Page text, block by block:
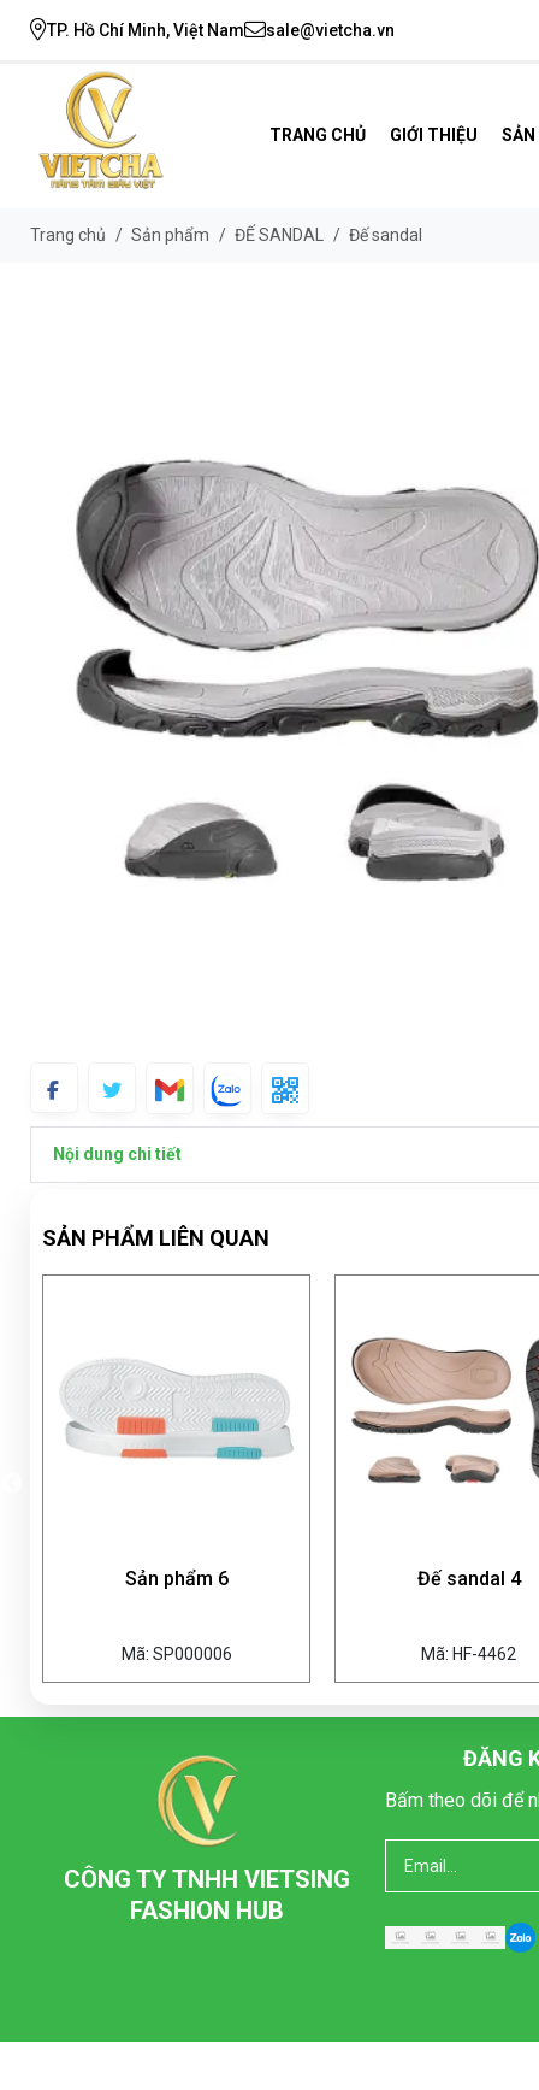
TP. Hồ Chí Minh, Việt Nam sale@vietcha.vn
TRANG CHỦ GIỚI THIỆU
Trang chủ / Sản phẩm / ĐẾ SANDAL / Đế sandal
Nội dung chi tiết
SẢN PHẨM LIÊN QUAN
CÔNG TY TNHH VIETSING
FASHION HUB
ĐĂNG
Bấm theo dõi để